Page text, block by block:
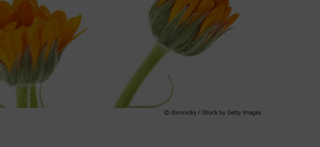
© domnicky / iStock by Getty Images